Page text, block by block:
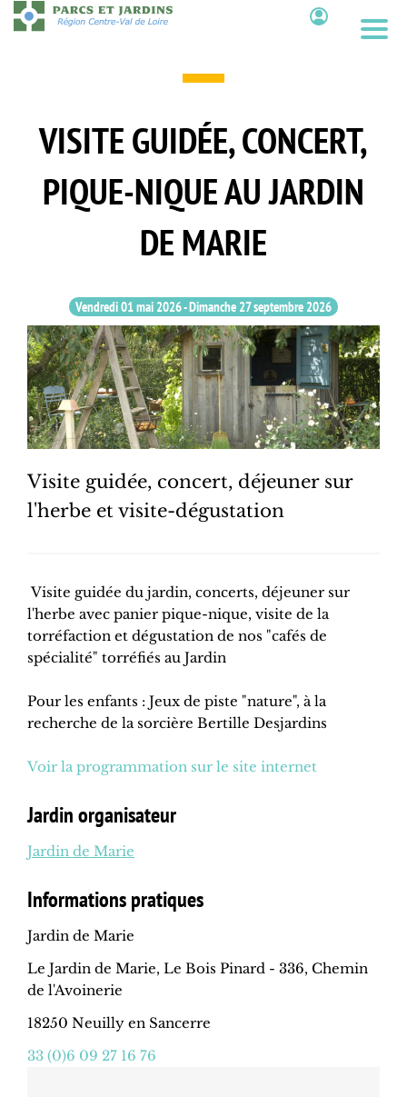
Aller
au
VISITE GUIDÉE, CONCERT,
PIQUE-NIQUE AU JARDIN
DE MARIE
Vendredi 01 mai 2026-Dimanche 27 septembre 2026
Visite guidée, concert, déjeuner sur
l'herbe et visite-dégustation
Visite guidée du jardin, concerts, déjeuner sur
l'herbe avec panier pique-nique, visite de la
torréfaction et dégustation de nos "cafés de
spécialité" torréfiés au Jardin
Pour les enfants : Jeux de piste "nature", à la
recherche de la sorcière Bertille Desjardins
Voir la programmation sur le site internet
Jardin organisateur
Jardin de Marie
Informations pratiques
Jardin de Marie
Le Jardin de Marie, Le Bois Pinard - 336, Chemin
de l'Avoinerie
18250 Neuilly en Sancerre
33 (0)6 09 27 16 76